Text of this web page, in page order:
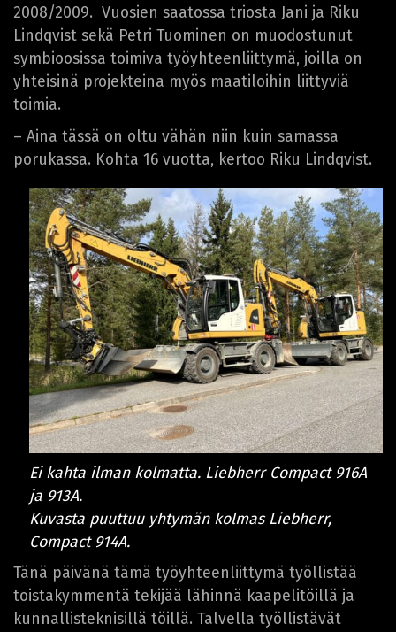
2008/2009. Vuosien saatossa triosta Jani ja Riku
Lindqvist sekä Petri Tuominen on muodostunut
symbioosissa toimiva työyhteenliittymä, joilla on
yhteisinä projekteina myös maatiloihin liittyviä
toimia.
– Aina tässä on oltu vähän niin kuin samassa
porukassa. Kohta 16 vuotta, kertoo Riku Lindqvist.
Ei kahta ilman kolmatta. Liebherr Compact 916A
ja 913A.
Kuvasta puuttuu yhtymän kolmas Liebherr,
Compact 914A.
Tänä päivänä tämä työyhteenliittymä työllistää
toistakymmentä tekijää lähinnä kaapelitöillä ja
kunnallisteknisillä töillä. Talvella työllistävät